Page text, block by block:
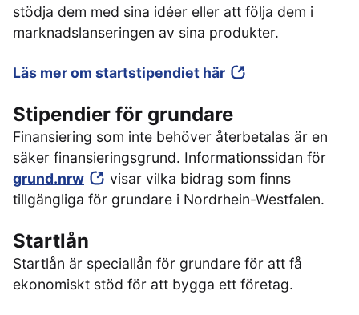
stödja dem med sina idéer eller att följa dem i
marknadslanseringen av sina produkter.
Läs mer om startstipendiet här
Stipendier för grundare
Finansiering som inte behöver återbetalas är en
säker finansieringsgrund. Informationssidan för
grund.nrw
visar vilka bidrag som finns
tillgängliga för grundare i Nordrhein-Westfalen.
Startlån
Startlån är speciallån för grundare för att få
ekonomiskt stöd för att bygga ett företag.